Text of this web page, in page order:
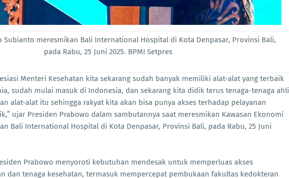
Subianto meresmikan Bali International Hospital di Kota Denpasar, Provinsi Bali,
pada Rabu, 25 Juni 2025. BPMI Setpres
Menteri Kesehatan kita sekarang sudah banyak memiliki alat-alat yang terbaik
sudah mulai masuk di Indonesia, dan sekarang kita didik terus tenaga-tenaga ahli
alat-alat itu sehingga rakyat kita akan bisa punya akses terhadap pelayanan
ujar Presiden Prabowo dalam sambutannya saat meresmikan Kawasan Ekonomi
Bali International Hospital di Kota Denpasar, Provinsi Bali, pada Rabu, 25 Juni
Prabowo menyoroti kebutuhan mendesak untuk memperluas akses
dan tenaga kesehatan, termasuk mempercepat pembukaan fakultas kedokteran